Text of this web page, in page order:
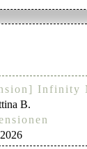
Infinity
B.